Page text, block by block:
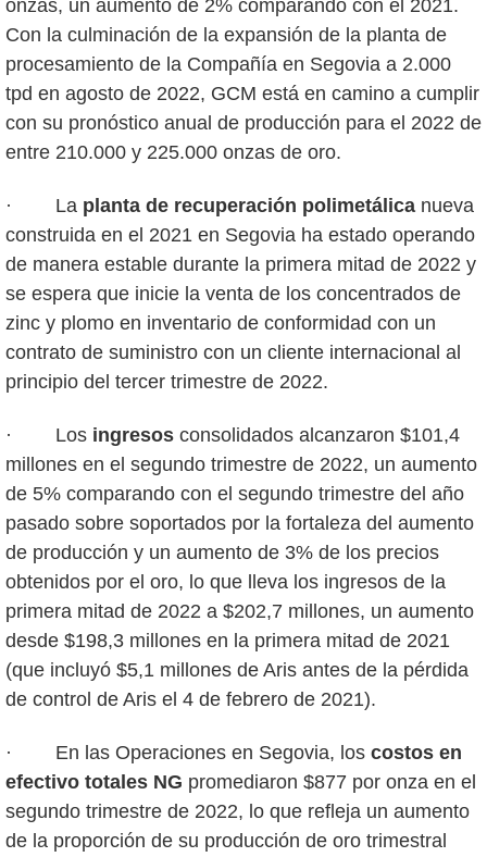
onzas, un aumento de 2% comparando con el 2021.
Con la culminación de la expansión de la planta de
procesamiento de la Compañía en Segovia a 2.000
tpd en agosto de 2022, GCM está en camino a cumplir
con su pronóstico anual de producción para el 2022 de
entre 210.000 y 225.000 onzas de oro.
· La planta de recuperación polimetálica nueva
construida en el 2021 en Segovia ha estado operando
de manera estable durante la primera mitad de 2022 y
se espera que inicie la venta de los concentrados de
zinc y plomo en inventario de conformidad con un
contrato de suministro con un cliente internacional al
principio del tercer trimestre de 2022.
· Los ingresos consolidados alcanzaron $101,4
millones en el segundo trimestre de 2022, un aumento
de 5% comparando con el segundo trimestre del año
pasado sobre soportados por la fortaleza del aumento
de producción y un aumento de 3% de los precios
obtenidos por el oro, lo que lleva los ingresos de la
primera mitad de 2022 a $202,7 millones, un aumento
desde $198,3 millones en la primera mitad de 2021
(que incluyó $5,1 millones de Aris antes de la pérdida
de control de Aris el 4 de febrero de 2021).
· En las Operaciones en Segovia, los costos en
efectivo totales NG promediaron $877 por onza en el
segundo trimestre de 2022, lo que refleja un aumento
de la proporción de su producción de oro trimestral